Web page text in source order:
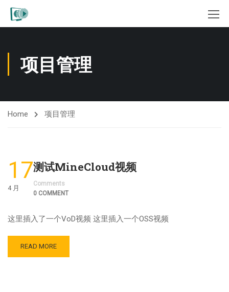
项目管理
Home 项目管理
17
4 月
测试MineCloud视频
Comments
0 COMMENT
这里插入了一个VoD视频 这里插入一个OSS视频
READ MORE